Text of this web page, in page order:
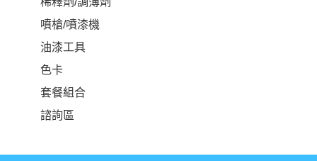
噴槍/噴漆機
油漆工具
色卡
套餐組合
諮詢區